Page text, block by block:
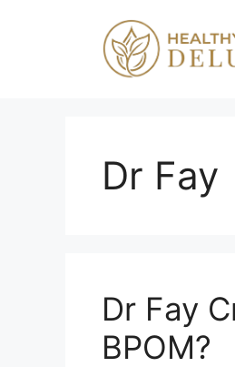
Dr Fay
Dr Fay
BPOM?